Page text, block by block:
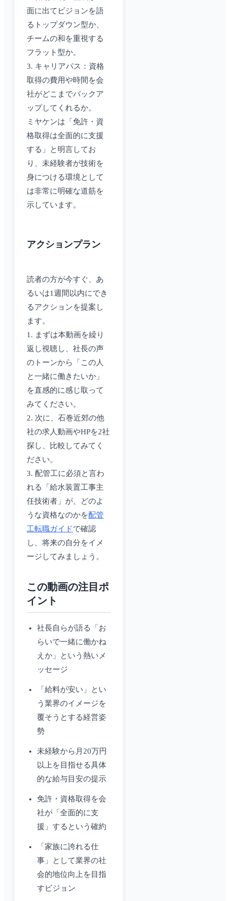
面に出てビジョンを語
るトップダウン型か、
チームの和を重視する
フラット型か。
3. キャリアパス：資格
取得の費用や時間を会
社がどこまでバックア
ップしてくれるか。
ミヤケンは「免許・資
格取得は全面的に支援
する」と明言してお
り、未経験者が技術を
身につける環境として
は非常に明確な道筋を
示しています。
アクションプラン
読者の方が今すぐ、あ
るいは1週間以内にでき
るアクションを提案し
ます。
1. まずは本動画を繰り
返し視聴し、社長の声
のトーンから「この人
と一緒に働きたいか」
を直感的に感じ取って
みてください。
2. 次に、石巻近郊の他
社の求人動画やHPを2社
探し、比較してみてく
ださい。
3. 配管工に必須と言わ
れる「給水装置工事主
任技術者」が、どのよ
うな資格なのかを配管
工転職ガイドで確認
し、将来の自分をイメ
ージしてみましょう。
この動画の注目ポ
イント
社長自らが語る「お
らいで一緒に働かね
えか」という熱いメ
ッセージ
「給料が安い」とい
う業界のイメージを
覆そうとする経営姿
勢
未経験から月20万円
以上を目指せる具体
的な給与目安の提示
免許・資格取得を会
社が「全面的に支
援」するという確約
「家族に誇れる仕
事」として業界の社
会的地位向上を目指
すビジョン